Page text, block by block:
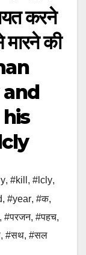
करने
मारने की
and
, #kill , #lcly,
, #year, #क,
, #परजन, #पहच,
, #सथ, #सल